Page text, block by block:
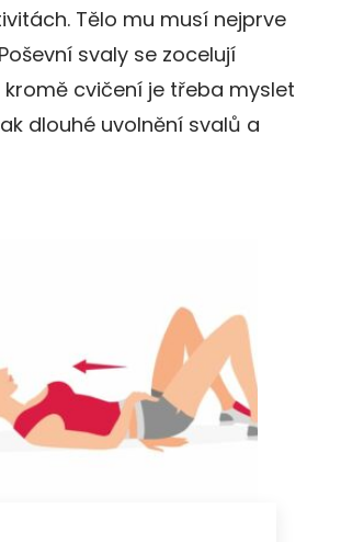
Tělo mu musí nejprve
svaly se zocelují
cvičení je třeba myslet
dlouhé uvolnění svalů a